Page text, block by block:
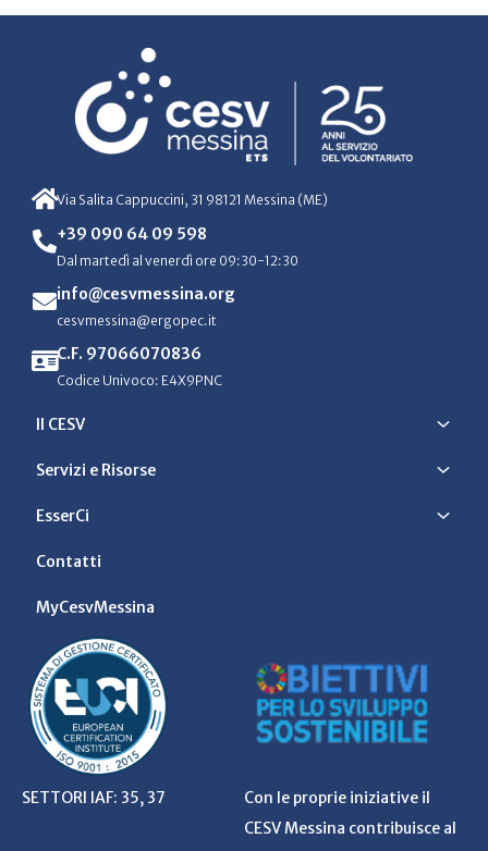
Via Salita Cappuccini, 31 98121 Messina (ME)
+39 090 64 09 598
Dal martedì al venerdì ore 09:30-12:30
info@cesvmessina.org
cesvmessina@ergopec.it
C.F. 97066070836
Codice Univoco: E4X9PNC
Il CESV
Servizi e Risorse
EsserCi
Contatti
MyCesvMessina
SETTORI IAF: 35, 37
Con le proprie iniziative il
CESV Messina contribuisce al